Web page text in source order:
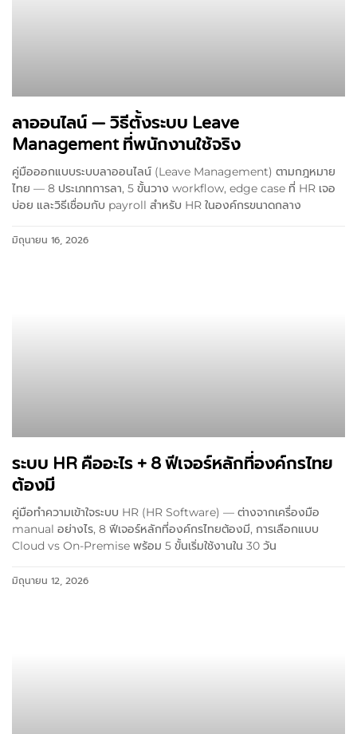
ลาออนไลน์ — วิธีตั้งระบบ Leave
Management ที่พนักงานใช้จริง
คู่มือออกแบบระบบลาออนไลน์ (Leave Management) ตามกฎหมาย
ไทย — 8 ประเภทการลา, 5 ขั้นวาง workflow, edge case ที่ HR เจอ
บ่อย และวิธีเชื่อมกับ payroll สำหรับ HR ในองค์กรขนาดกลาง
มิถุนายน 16, 2026
ระบบ HR คืออะไร + 8 ฟีเจอร์หลักที่องค์กรไทย
ต้องมี
คู่มือทำความเข้าใจระบบ HR (HR Software) — ต่างจากเครื่องมือ
manual อย่างไร, 8 ฟีเจอร์หลักที่องค์กรไทยต้องมี, การเลือกแบบ
Cloud vs On-Premise พร้อม 5 ขั้นเริ่มใช้งานใน 30 วัน
มิถุนายน 12, 2026